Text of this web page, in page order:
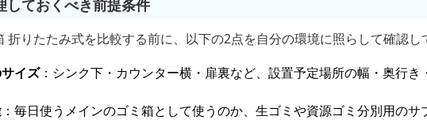
しておくべき前提条件
折りたたみ式を比較する前に、以下の2点を自分の環境に照らして確認し
イズ：シンク下・カウンター横・扉裏など、設置予定場所の幅・奥行き
：毎日使うメインのゴミ箱として使うのか、生ゴミや資源ゴミ分別用の